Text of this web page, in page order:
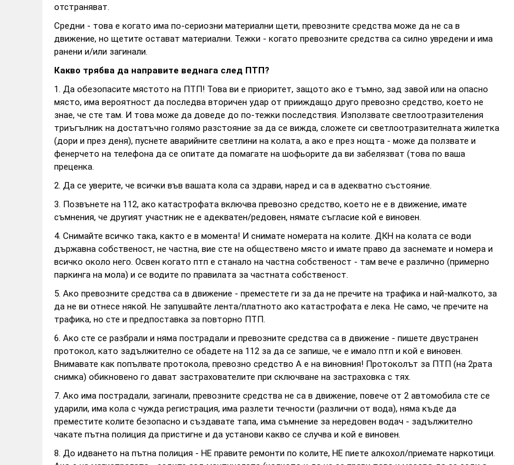
отстраняват.
Средни - това е когато има по-сериозни материални щети, превозните средства може да не са в
движение, но щетите остават материални. Тежки - когато превозните средства са силно увредени и има
ранени и/или загинали.
Какво трябва да направите веднага след ПТП?
1. Да обезопасите мястото на ПТП! Това ви е приоритет, защото ако е тъмно, зад завой или на опасно
място, има вероятност да последва вторичен удар от прииждащо друго превозно средство, което не
знае, че сте там. И това може да доведе до по-тежки последствия. Използвате светлоотразителения
триъгълник на достатъчно голямо разстояние за да се вижда, сложете си светлоотразителната жилетка
(дори и през деня), пуснете аварийните светлини на колата, а ако е през нощта - може да ползвате и
фенерчето на телефона да се опитате да помагате на шофьорите да ви забелязват (това по ваша
преценка.
2. Да се уверите, че всички във вашата кола са здрави, наред и са в адекватно състояние.
3. Позвънете на 112, ако катастрофата включва превозно средство, което не е в движение, имате
съмнения, че другият участник не е адекватен/редовен, нямате съгласие кой е виновен.
4. Снимайте всичко така, както е в момента! И снимате номерата на колите. ДКН на колата се води
държавна собственост, не частна, вие сте на обществено място и имате право да заснемате и номера и
всичко около него. Освен когато птп е станало на частна собственост - там вече е различно (примерно
паркинга на мола) и се водите по правилата за частната собственост.
5. Ако превозните средства са в движение - преместете ги за да не пречите на трафика и най-малкото, за
да не ви отнесе някой. Не запушвайте лента/платното ако катастрофата е лека. Не само, че пречите на
трафика, но сте и предпоставка за повторно ПТП.
6. Ако сте се разбрали и няма пострадали и превозните средства са в движение - пишете двустранен
протокол, като задължително се обадете на 112 за да се запише, че е имало птп и кой е виновен.
Внимавате как попълвате протокола, превозно средство А е на виновния! Протоколът за ПТП (на 2рата
снимка) обикновено го дават застрахователите при сключване на застраховка с тях.
7. Ако има пострадали, загинали, превозните средства не са в движение, повече от 2 автомобила сте се
ударили, има кола с чужда регистрация, има разлети течности (различни от вода), няма къде да
преместите колите безопасно и създавате тапа, има съмнение за нередовен водач - задължително
чакате пътна полиция да пристигне и да установи какво се случва и кой е виновен.
8. До идването на пътна полиция - НЕ правите ремонти по колите, НЕ пиете алкохол/приемате наркотици.